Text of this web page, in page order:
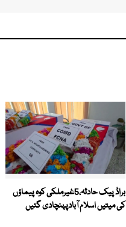
براڈ پیک حادثہ،5غیرملکی کوہ پیماؤں
کی میتیں اسلام آبادپہنچادی گئیں